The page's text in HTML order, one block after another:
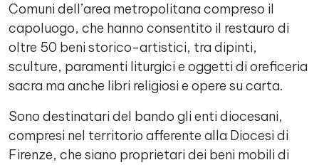
Comuni dell’area metropolitana compreso il
capoluogo, che hanno consentito il restauro di
oltre 50 beni storico-artistici, tra dipinti,
sculture, paramenti liturgici e oggetti di oreficeria
sacra ma anche libri religiosi e opere su carta.
Sono destinatari del bando gli enti diocesani,
compresi nel territorio afferente alla Diocesi di
Firenze, che siano proprietari dei beni mobili di